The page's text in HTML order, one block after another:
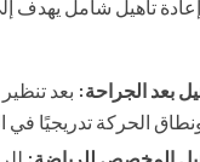
تأهيل شامل يهدف
بعد الجراحة: بعد
الحركة تدريجيًا في